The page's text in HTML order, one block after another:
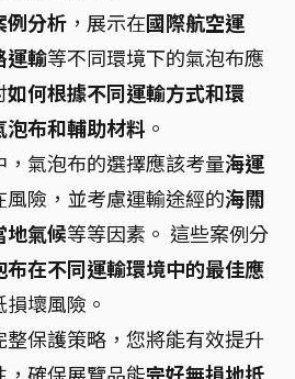
例分析 ，展示在國際航空運
運輸等不同環境下的氣泡布應
如何根據不同運輸方式和環
布和輔助材料 。
氣泡布的選擇應該考量海運
風險，並考慮運輸途經的海關
地氣候等等因素。 這些案例分
布在不同運輸環境中的最佳應
損壞風險。
整保護策略，您將能有效提升
，確保展覽品能完好無損地抵